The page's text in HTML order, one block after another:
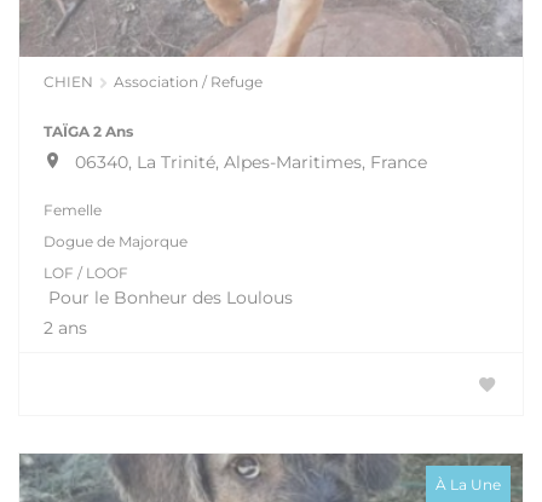
CHIEN Association / Refuge
TAÏGA 2 Ans
06340, La Trinité, Alpes-Maritimes, France
Femelle
Dogue de Majorque
LOF / LOOF
Pour le Bonheur des Loulous
2 ans
À La Une